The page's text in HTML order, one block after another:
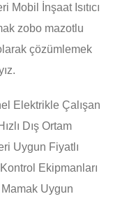
Mobil İnşaat Isıtıcı
zobo mazotlu
çözümlemek
Elektrikle Çalışan
Dış Ortam
Uygun Fiyatlı
Ekipmanları
Uygun